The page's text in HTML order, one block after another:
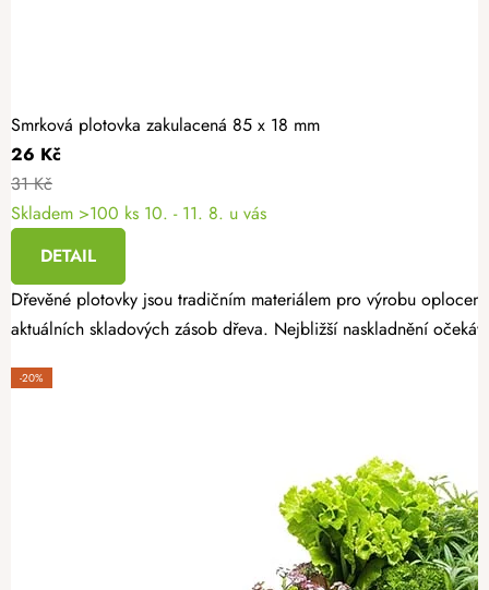
Smrková plotovka zakulacená 85 x 18 mm
26 Kč
31 Kč
Skladem >100 ks 10. - 11. 8. u vás
DETAIL
Dřevěné plotovky jsou tradičním materiálem pro výrobu
aktuálních skladových zásob dřeva. Nejbližší naskladnění
-20%